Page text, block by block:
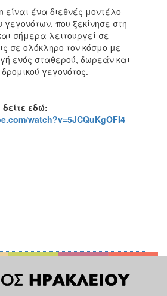
είναι ένα διεθνές μοντέλο
γεγονότων, που ξεκίνησε στη
σήμερα λειτουργεί σε
σε ολόκληρο τον κόσμο με
ενός σταθερού, δωρεάν και
γεγονότος.
εδώ:
watch?v=5JCQuKgOFI4